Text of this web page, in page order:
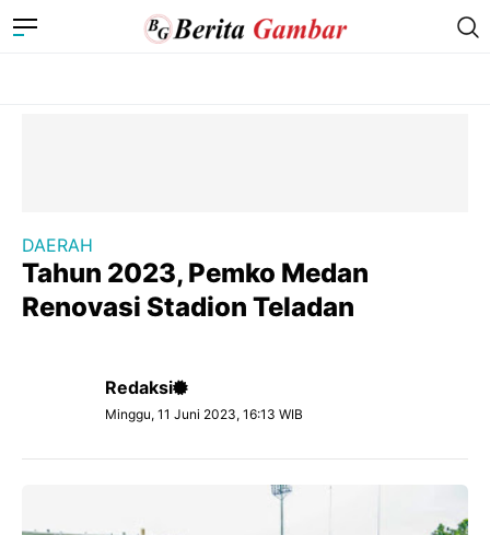
DAERAH
Tahun 2023, Pemko Medan
Renovasi Stadion Teladan
Redaksi
Minggu, 11 Juni 2023, 16:13 WIB